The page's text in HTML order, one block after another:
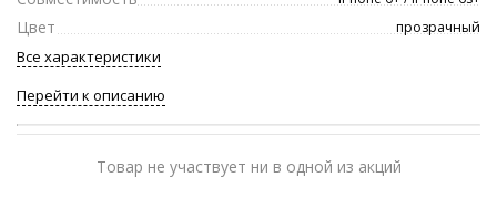
Цвет прозрачный
Все характеристики
Перейти к описанию
Товар не участвует ни в одной из акций